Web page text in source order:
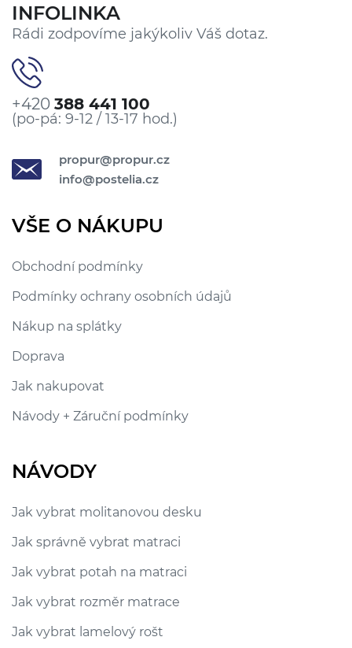
INFOLINKA
Rádi zodpovíme jakýkoliv Váš dotaz.
+420 388 441 100
(po-pá: 9-12 / 13-17 hod.)
propur@propur.cz
info@postelia.cz
VŠE O NÁKUPU
Obchodní podmínky
Podmínky ochrany osobních údajů
Nákup na splátky
Doprava
Jak nakupovat
Návody + Záruční podmínky
NÁVODY
Jak vybrat molitanovou desku
Jak správně vybrat matraci
Jak vybrat potah na matraci
Jak vybrat rozměr matrace
Jak vybrat lamelový rošt